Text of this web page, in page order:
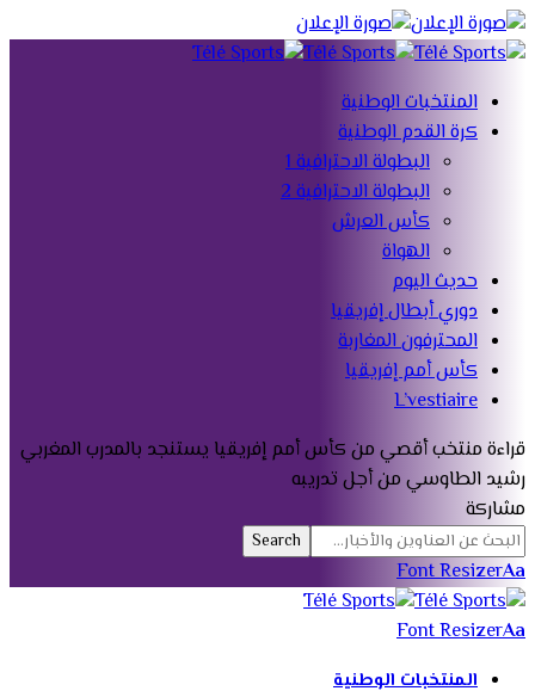
المنتخبات الوطنية
كرة القدم الوطنية
البطولة الاحترافية 1
البطولة الاحترافية 2
كأس العرش
الهواة
حديث اليوم
دوري أبطال إفريقيا
المحترفون المغاربة
كأس أمم إفريقيا
L’vestiaire
قراءة منتخب أقصي من كأس أمم إفريقيا يستنجد بالمدرب المغربي
رشيد الطاوسي من أجل تدريبه
مشاركة
Font ResizerAa
Font ResizerAa
المنتخبات الوطنية